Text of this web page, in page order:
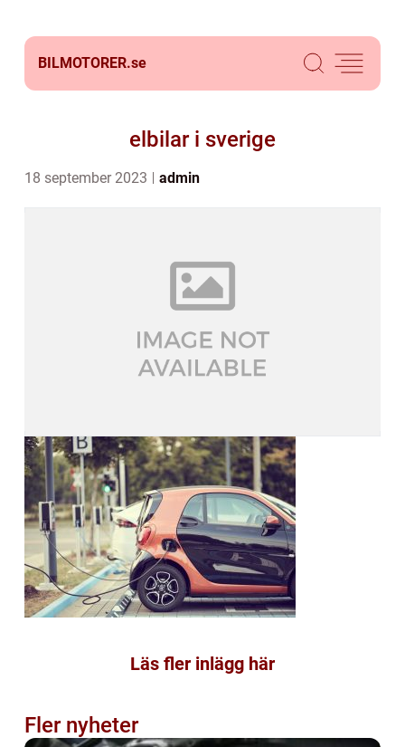
BILMOTORER.se
elbilar i sverige
18 september 2023 admin
Läs fler inlägg här
Fler nyheter